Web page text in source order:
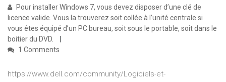
Pour installer Windows 7, vous devez disposer d’une clé de
licence valide. Vous la trouverez soit collée à l’unité centrale si
vous êtes équipé d’un PC bureau, soit sous le portable, soit dans le
boitier du DVD.
1 Comments
https://www.dell.com/community/Logiciels-et-